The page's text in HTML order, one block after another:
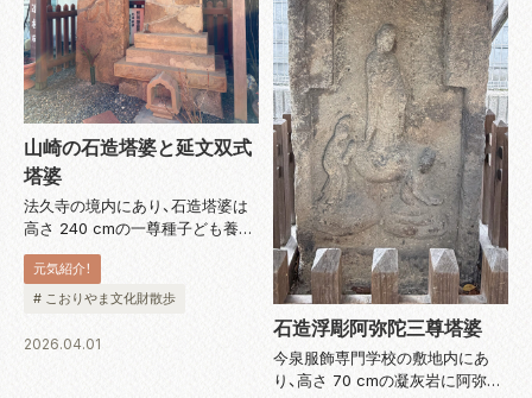
山崎の石造塔婆と延文双式
塔婆
法久寺の境内にあり、石造塔婆は
高さ 240 cmの一尊種子ども養塔
婆。凝灰岩に種子「ア」を薬研彫り
で刻んでいます。延文双式塔婆は
2 つの台石を持ち、一石に 2 個の
して夫妻の逆修塔（生前に...
元気紹介！
# こおりやま文化財散歩
2026.04.01
石造浮彫阿弥陀三尊塔婆
今泉服飾専門学校の敷地内にあ
り、高さ 70 cmの凝灰岩に阿弥陀